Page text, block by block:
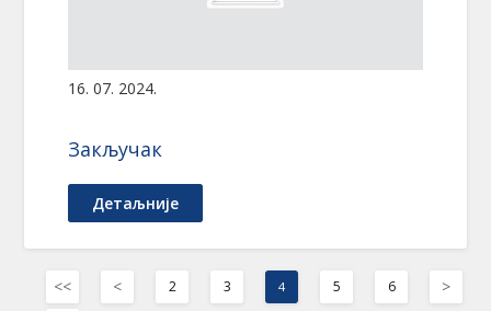
16. 07. 2024.
Закључак
Детаљније
<< < 2 3 4 5 6
>